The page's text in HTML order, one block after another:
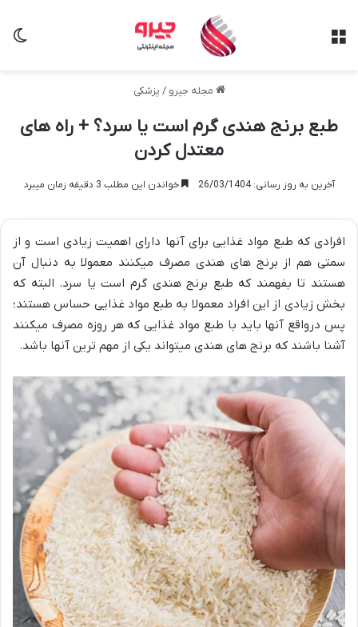
مجله جیرو / پزشکی
طبع برنج هندی گرم است یا سرد؟ + راه های
معتدل کردن
آخرین به روز رسانی: 26/03/1404 خواندن این مطلب 3 دقیقه زمان میبرد
افرادی که طبع مواد غذایی برای آنها دارای اهمیت زیادی است و از
سمتی هم از برنج های هندی مصرف میکنند معمولا به دنبال آن
هستند تا بفهمند که طبع برنج هندی گرم است یا سرد. البته که
بخش زیادی از این افراد معمولا به طبع مواد غذایی حساس هستند؛
پس درواقع آنها باید با طبع مواد غذایی که هر روزه مصرف میکنند
آشنا باشند که برنج های هندی میتواند یکی از مهم ترین آنها باشد.